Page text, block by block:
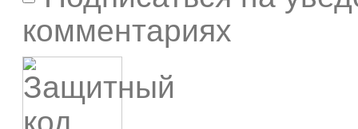
комментариях